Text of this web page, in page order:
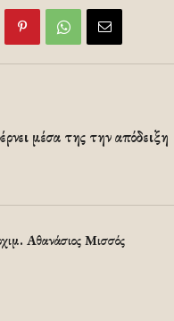
μέσα της την απόδειξη
Αθανάσιος Μισσός